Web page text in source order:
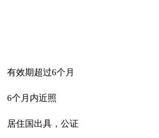
有效期超过6个月
6个月内近照
居住国出具，公证